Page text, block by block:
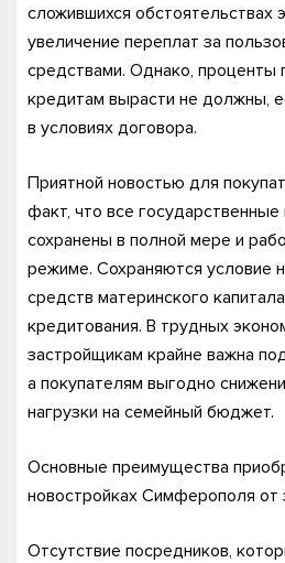
сложившихся обстоятельствах
увеличение переплат за
средствами. Однако, проценты
кредитам вырасти не должны,
в условиях договора.
Приятной новостью для
факт, что все
сохранены в полной мере и
режиме. Сохраняются условие
средств материнского
кредитования. В трудных
застройщикам крайне важна
а покупателям выгодно
нагрузки на семейный бюджет.
Основные преимущества
новостройках Симферополя от
Отсутствие посредников,